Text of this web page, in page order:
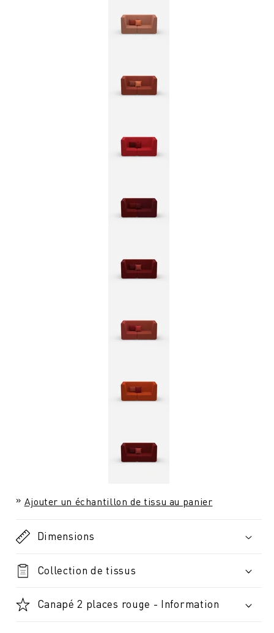
Ajouter un échantillon de tissu au panier
Dimensions
Collection de tissus
Canapé 2 places rouge - Information